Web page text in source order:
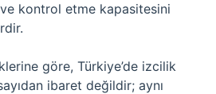
ve kontrol etme kapasitesini
göre, Türkiye’de izcilik
ibaret değildir; aynı